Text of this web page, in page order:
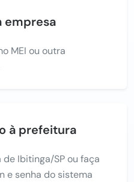
empresa
MEI ou outra
à prefeitura
Ibitinga/SP ou faça
e senha do sistema